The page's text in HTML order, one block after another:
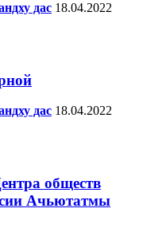
дас 18.04.2022
дас 18.04.2022
обществ
Ачьютатмы